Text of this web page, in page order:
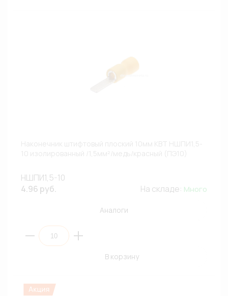
НШПИ1,5-10
4.96 руб.
На складе: Много
Аналоги
В корзину